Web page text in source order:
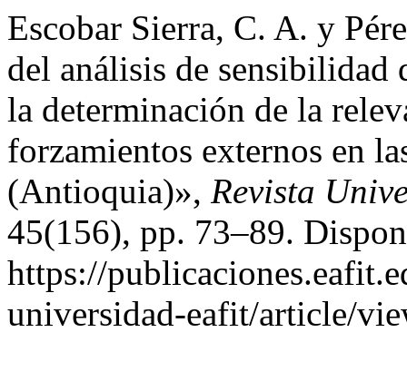
Escobar Sierra, C. A. y
del análisis de
la determinación de la
forzamientos externos en
(Antioquia)», Revista
45(156), pp. 73–89.
https://
universidad-eafit/article/